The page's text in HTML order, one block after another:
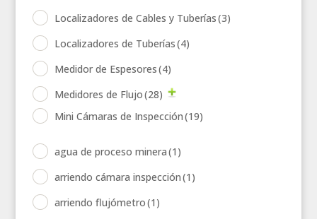
Localizadores de Cables y Tuberías(3)
Localizadores de Tuberías(4)
Medidor de Espesores(4)
Medidores de Flujo(28)
Mini Cámaras de Inspección(19)
agua de proceso minera(1)
arriendo cámara inspección(1)
arriendo flujómetro(1)